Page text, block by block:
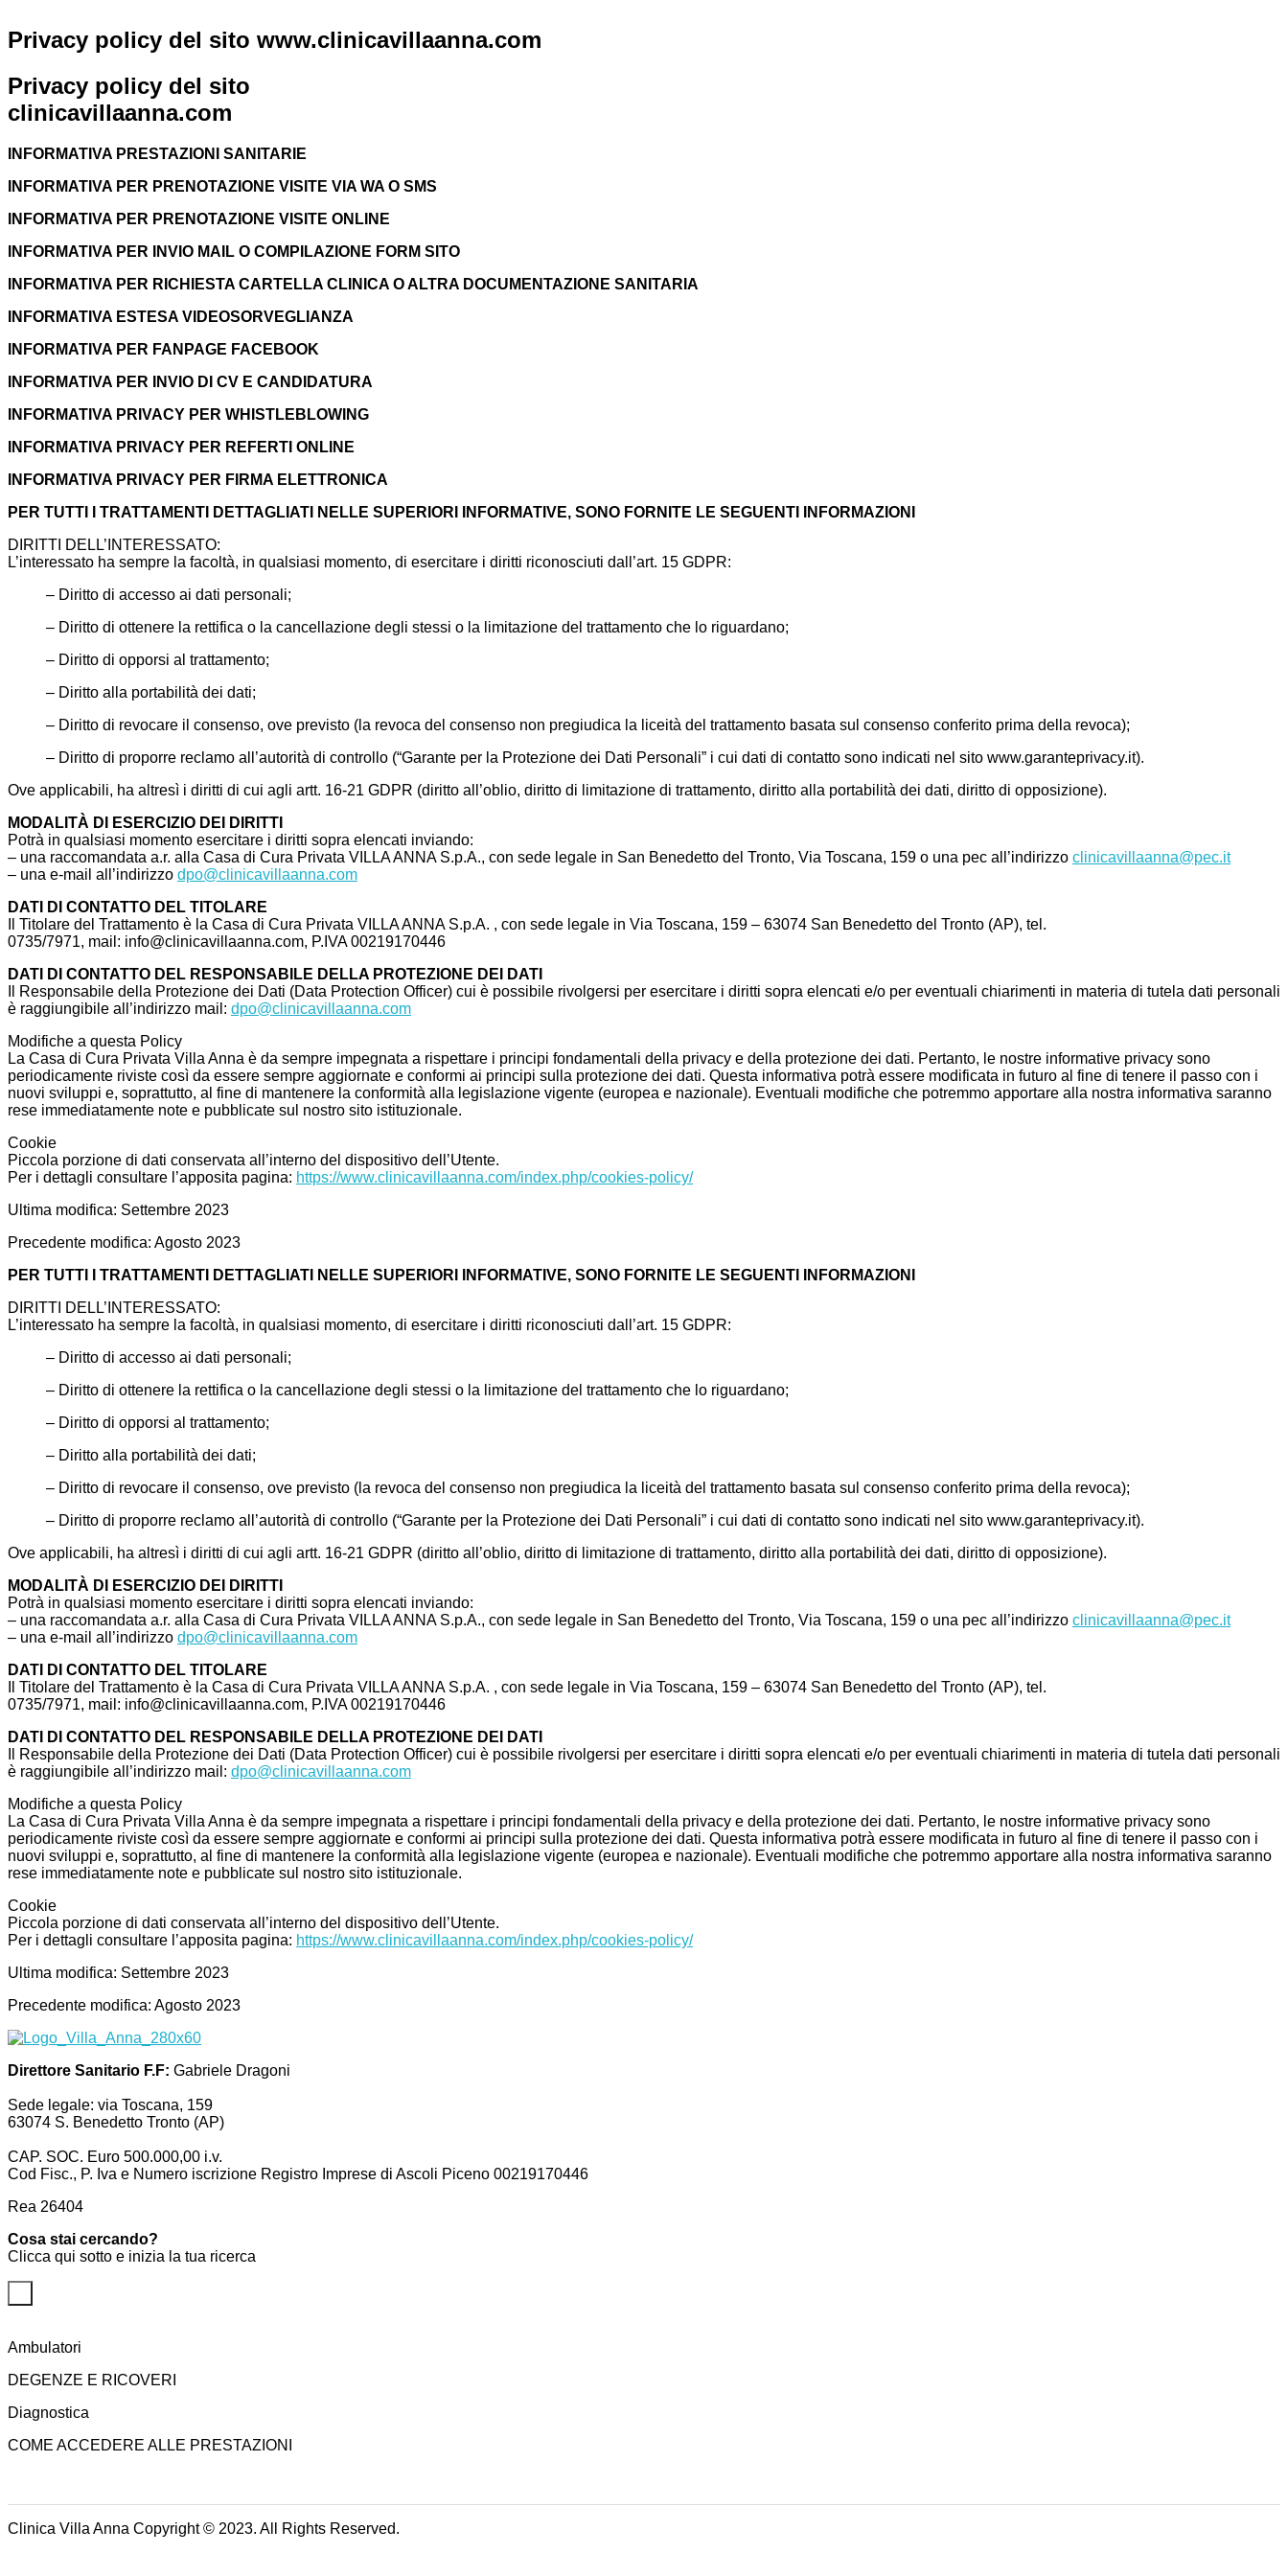
808
Privacy policy del sito www.clinicavillaanna.com
Privacy policy del sito
clinicavillaanna.com
INFORMATIVA PRESTAZIONI SANITARIE
INFORMATIVA PER PRENOTAZIONE VISITE VIA WA O SMS
INFORMATIVA PER PRENOTAZIONE VISITE ONLINE
INFORMATIVA PER INVIO MAIL O COMPILAZIONE FORM SITO
INFORMATIVA PER RICHIESTA CARTELLA CLINICA O ALTRA DOCUMENTAZIONE SANITARIA
INFORMATIVA ESTESA VIDEOSORVEGLIANZA
INFORMATIVA PER FANPAGE FACEBOOK
INFORMATIVA PER INVIO DI CV E CANDIDATURA
INFORMATIVA PRIVACY PER WHISTLEBLOWING
INFORMATIVA PRIVACY PER REFERTI ONLINE
INFORMATIVA PRIVACY PER FIRMA ELETTRONICA
PER TUTTI I TRATTAMENTI DETTAGLIATI NELLE SUPERIORI INFORMATIVE, SONO FORNITE LE SEGUENTI INFORMAZIONI
DIRITTI DELL’INTERESSATO:
L’interessato ha sempre la facoltà, in qualsiasi momento, di esercitare i diritti riconosciuti dall’art. 15 GDPR:
– Diritto di accesso ai dati personali;
– Diritto di ottenere la rettifica o la cancellazione degli stessi o la limitazione del trattamento che lo riguardano;
– Diritto di opporsi al trattamento;
– Diritto alla portabilità dei dati;
– Diritto di revocare il consenso, ove previsto (la revoca del consenso non pregiudica la liceità del trattamento basata sul consenso conferito prima della revoca);
– Diritto di proporre reclamo all’autorità di controllo (“Garante per la Protezione dei Dati Personali” i cui dati di contatto sono indicati nel sito www.garanteprivacy.it).
Ove applicabili, ha altresì i diritti di cui agli artt. 16-21 GDPR (diritto all’oblio, diritto di limitazione di trattamento, diritto alla portabilità dei dati, diritto di opposizione).
MODALITÀ DI ESERCIZIO DEI DIRITTI
Potrà in qualsiasi momento esercitare i diritti sopra elencati inviando:
– una raccomandata a.r. alla Casa di Cura Privata VILLA ANNA S.p.A., con sede legale in San Benedetto del Tronto, Via Toscana, 159 o una pec all’indirizzo clinicavillaanna@pec.it
– una e-mail all’indirizzo dpo@clinicavillaanna.com
DATI DI CONTATTO DEL TITOLARE
Il Titolare del Trattamento è la Casa di Cura Privata VILLA ANNA S.p.A. , con sede legale in Via Toscana, 159 – 63074 San Benedetto del Tronto (AP), tel.
0735/7971, mail: info@clinicavillaanna.com, P.IVA 00219170446
DATI DI CONTATTO DEL RESPONSABILE DELLA PROTEZIONE DEI DATI
Il Responsabile della Protezione dei Dati (Data Protection Officer) cui è possibile rivolgersi per esercitare i diritti sopra elencati e/o per eventuali chiarimenti in materia di tutela dati personali
è raggiungibile all’indirizzo mail: dpo@clinicavillaanna.com
Modifiche a questa Policy
La Casa di Cura Privata Villa Anna è da sempre impegnata a rispettare i principi fondamentali della privacy e della protezione dei dati. Pertanto, le nostre informative privacy sono
periodicamente riviste così da essere sempre aggiornate e conformi ai principi sulla protezione dei dati. Questa informativa potrà essere modificata in futuro al fine di tenere il passo con i
nuovi sviluppi e, soprattutto, al fine di mantenere la conformità alla legislazione vigente (europea e nazionale). Eventuali modifiche che potremmo apportare alla nostra informativa saranno
rese immediatamente note e pubblicate sul nostro sito istituzionale.
Cookie
Piccola porzione di dati conservata all’interno del dispositivo dell’Utente.
Per i dettagli consultare l’apposita pagina: https://www.clinicavillaanna.com/index.php/cookies-policy/
Ultima modifica: Settembre 2023
Precedente modifica: Agosto 2023
PER TUTTI I TRATTAMENTI DETTAGLIATI NELLE SUPERIORI INFORMATIVE, SONO FORNITE LE SEGUENTI INFORMAZIONI
DIRITTI DELL’INTERESSATO:
L’interessato ha sempre la facoltà, in qualsiasi momento, di esercitare i diritti riconosciuti dall’art. 15 GDPR:
– Diritto di accesso ai dati personali;
– Diritto di ottenere la rettifica o la cancellazione degli stessi o la limitazione del trattamento che lo riguardano;
– Diritto di opporsi al trattamento;
– Diritto alla portabilità dei dati;
– Diritto di revocare il consenso, ove previsto (la revoca del consenso non pregiudica la liceità del trattamento basata sul consenso conferito prima della revoca);
– Diritto di proporre reclamo all’autorità di controllo (“Garante per la Protezione dei Dati Personali” i cui dati di contatto sono indicati nel sito www.garanteprivacy.it).
Ove applicabili, ha altresì i diritti di cui agli artt. 16-21 GDPR (diritto all’oblio, diritto di limitazione di trattamento, diritto alla portabilità dei dati, diritto di opposizione).
MODALITÀ DI ESERCIZIO DEI DIRITTI
Potrà in qualsiasi momento esercitare i diritti sopra elencati inviando:
– una raccomandata a.r. alla Casa di Cura Privata VILLA ANNA S.p.A., con sede legale in San Benedetto del Tronto, Via Toscana, 159 o una pec all’indirizzo clinicavillaanna@pec.it
– una e-mail all’indirizzo dpo@clinicavillaanna.com
DATI DI CONTATTO DEL TITOLARE
Il Titolare del Trattamento è la Casa di Cura Privata VILLA ANNA S.p.A. , con sede legale in Via Toscana, 159 – 63074 San Benedetto del Tronto (AP), tel.
0735/7971, mail: info@clinicavillaanna.com, P.IVA 00219170446
DATI DI CONTATTO DEL RESPONSABILE DELLA PROTEZIONE DEI DATI
Il Responsabile della Protezione dei Dati (Data Protection Officer) cui è possibile rivolgersi per esercitare i diritti sopra elencati e/o per eventuali chiarimenti in materia di tutela dati personali
è raggiungibile all’indirizzo mail: dpo@clinicavillaanna.com
Modifiche a questa Policy
La Casa di Cura Privata Villa Anna è da sempre impegnata a rispettare i principi fondamentali della privacy e della protezione dei dati. Pertanto, le nostre informative privacy sono
periodicamente riviste così da essere sempre aggiornate e conformi ai principi sulla protezione dei dati. Questa informativa potrà essere modificata in futuro al fine di tenere il passo con i
nuovi sviluppi e, soprattutto, al fine di mantenere la conformità alla legislazione vigente (europea e nazionale). Eventuali modifiche che potremmo apportare alla nostra informativa saranno
rese immediatamente note e pubblicate sul nostro sito istituzionale.
Cookie
Piccola porzione di dati conservata all’interno del dispositivo dell’Utente.
Per i dettagli consultare l’apposita pagina: https://www.clinicavillaanna.com/index.php/cookies-policy/
Ultima modifica: Settembre 2023
Precedente modifica: Agosto 2023
Direttore Sanitario F.F: Gabriele Dragoni
Sede legale: via Toscana, 159
63074 S. Benedetto Tronto (AP)
CAP. SOC. Euro 500.000,00 i.v.
Cod Fisc., P. Iva e Numero iscrizione Registro Imprese di Ascoli Piceno 00219170446
Rea 26404
Cosa stai cercando?
Clicca qui sotto e inizia la tua ricerca
Ambulatori
DEGENZE E RICOVERI
Diagnostica
COME ACCEDERE ALLE PRESTAZIONI
Clinica Villa Anna Copyright © 2023. All Rights Reserved.